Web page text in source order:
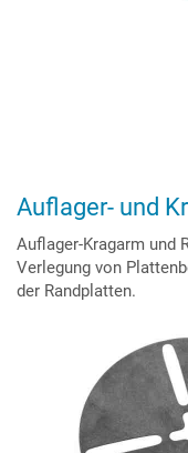
Auflager- und
Auflager-Kragarm und
Verlegung von
der Randplatten.